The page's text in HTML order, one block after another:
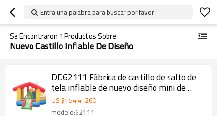
Entra una palabra para buscar por favor
Se Encontraron 1 Productos Sobre
Nuevo Castillo Inflable De Diseño
DD62111 Fábrica de castillo de salto de
tela inflable de nuevo diseño mini de
China
US $154.4-260
modelo:62111